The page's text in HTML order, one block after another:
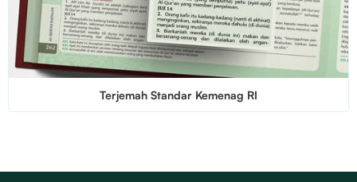
Terjemah Standar Kemenag RI